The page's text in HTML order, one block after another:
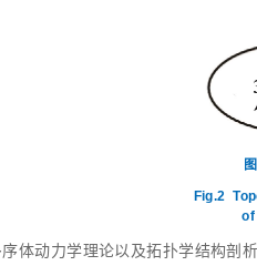
Fig.2
of
体动力学理论以及拓扑学结构剖